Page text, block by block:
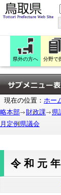
県外の方へ 分野で
現在の位置： ホー
略本部
財政課 県
月定例県議会
令和元